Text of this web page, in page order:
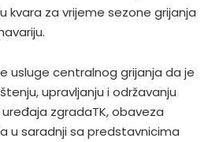
kvara za vrijeme sezone grijanja
usluge centralnog grijanja da je
upravljanju i održavanju
zgradaTK, obaveza
u saradnji sa predstavnicima